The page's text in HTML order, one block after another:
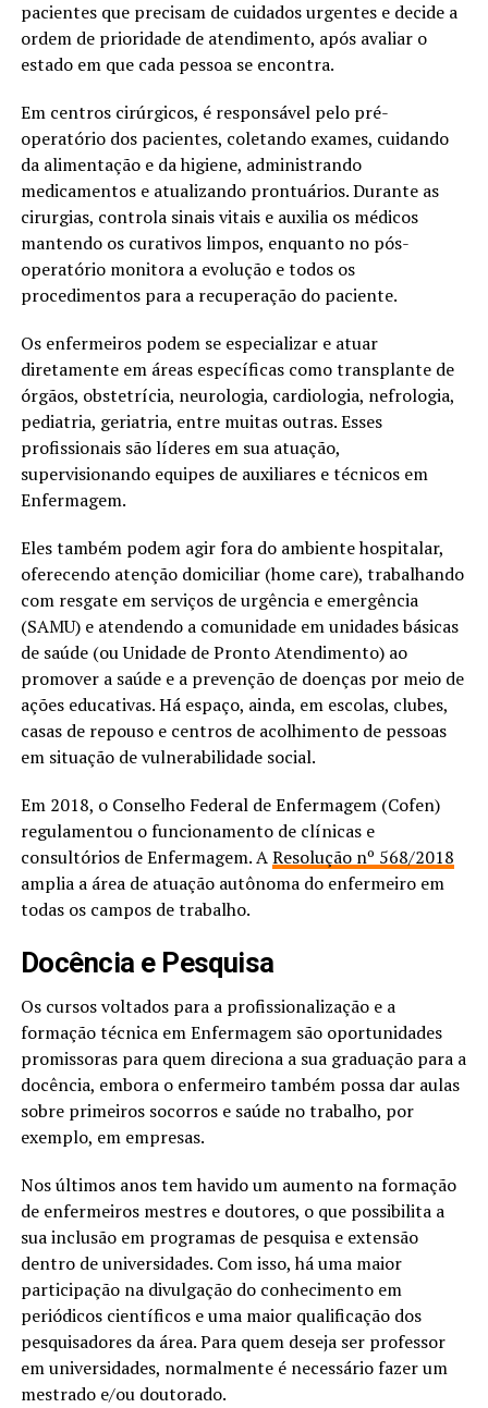
pacientes que precisam de cuidados urgentes e decide a
ordem de prioridade de atendimento, após avaliar o
estado em que cada pessoa se encontra.
Em centros cirúrgicos, é responsável pelo pré-
operatório dos pacientes, coletando exames, cuidando
da alimentação e da higiene, administrando
medicamentos e atualizando prontuários. Durante as
cirurgias, controla sinais vitais e auxilia os médicos
mantendo os curativos limpos, enquanto no pós-
operatório monitora a evolução e todos os
procedimentos para a recuperação do paciente.
Os enfermeiros podem se especializar e atuar
diretamente em áreas específicas como transplante de
órgãos, obstetrícia, neurologia, cardiologia, nefrologia,
pediatria, geriatria, entre muitas outras. Esses
profissionais são líderes em sua atuação,
supervisionando equipes de auxiliares e técnicos em
Enfermagem.
Eles também podem agir fora do ambiente hospitalar,
oferecendo atenção domiciliar (home care), trabalhando
com resgate em serviços de urgência e emergência
(SAMU) e atendendo a comunidade em unidades básicas
de saúde (ou Unidade de Pronto Atendimento) ao
promover a saúde e a prevenção de doenças por meio de
ações educativas. Há espaço, ainda, em escolas, clubes,
casas de repouso e centros de acolhimento de pessoas
em situação de vulnerabilidade social.
Em 2018, o Conselho Federal de Enfermagem (Cofen)
regulamentou o funcionamento de clínicas e
consultórios de Enfermagem. AResolução nº 568/2018
amplia a área de atuação autônoma do enfermeiro em
todas os campos de trabalho.
Docência e Pesquisa
Os cursos voltados para a profissionalização e a
formação técnica em Enfermagem são oportunidades
promissoras para quem direciona a sua graduação para a
docência, embora o enfermeiro também possa dar aulas
sobre primeiros socorros e saúde no trabalho, por
exemplo, em empresas.
Nos últimos anos tem havido um aumento na formação
de enfermeiros mestres e doutores, o que possibilita a
sua inclusão em programas de pesquisa e extensão
dentro de universidades. Com isso, há uma maior
participação na divulgação do conhecimento em
periódicos científicos e uma maior qualificação dos
pesquisadores da área. Para quem deseja ser professor
em universidades, normalmente é necessário fazer um
mestrado e/ou doutorado.